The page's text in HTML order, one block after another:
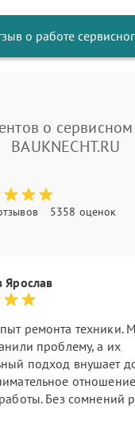
о работе
о сервисном
BAUKNECHT.RU
5358 оценок
ремонта техники.
проблему, а их
подход внушает
Без сомнений